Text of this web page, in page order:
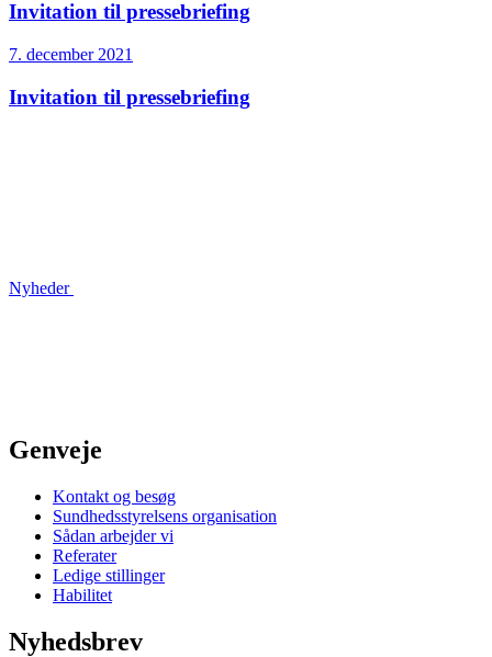
Invitation til pressebriefing
7. december 2021
Invitation til pressebriefing
Nyheder
Genveje
Kontakt og besøg
Sundhedsstyrelsens organisation
Sådan arbejder vi
Referater
Ledige stillinger
Habilitet
Nyhedsbrev